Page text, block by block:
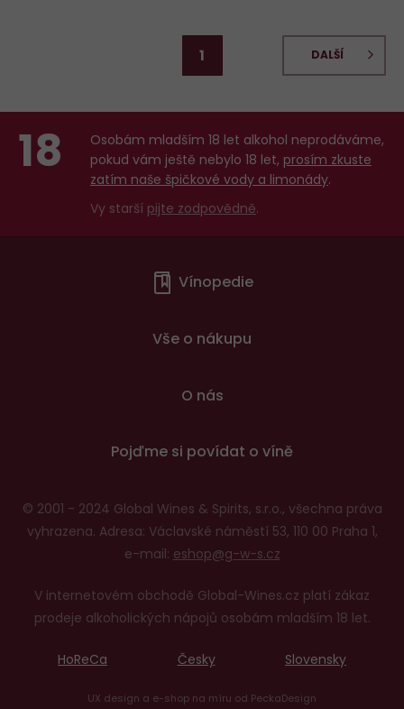
1 DALŠÍ
18
Osobám mladším 18 let alkohol neprodáváme,
pokud vám ještě nebylo 18 let, prosím zkuste
zatím naše špičkové vody a limonády.
Vy starší pijte zodpovědně.
Vínopedie
Vše o nákupu
O nás
Pojďme si povídat o víně
© 2001 - 2024 Global Wines & Spirits, s.r.o., všechna práva
vyhrazena. Adresa: Václavské náměstí 53, 110 00 Praha 1,
e-mail: eshop@g-w-s.cz
V internetovém obchodě Global-Wines.cz platí zákaz
prodeje alkoholických nápojů osobám mladším 18 let.
HoReCa Česky Slovensky
UX design a e-shop na míru od PeckaDesign